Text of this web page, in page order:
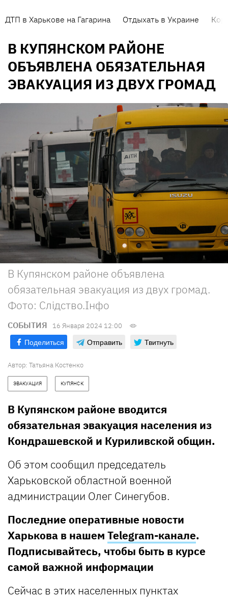
ДТП в Харькове на Гагарина Отдыхать в Украине
В КУПЯНСКОМ РАЙОНЕ
ОБЪЯВЛЕНА ОБЯЗАТЕЛЬНАЯ
ЭВАКУАЦИЯ ИЗ ДВУХ ГРОМАД
В Купянском районе объявлена
обязательная эвакуация из двух громад.
Фото: Слідство.Інфо
СОБЫТИЯ 16 Января 2024 12:00
Поделиться Отправить Твитнуть
Автор: Татьяна Костенко
ЭВАКУАЦИЯ КУПЯНСК
В Купянском районе вводится
обязательная эвакуация населения из
Кондрашевской и Куриливской общин.
Об этом сообщил председатель
Харьковской областной военной
администрации Олег Синегубов.
Последние оперативные новости
Харькова в нашем Telegram-канале.
Подписывайтесь, чтобы быть в курсе
самой важной информации
Сейчас в этих населенных пунктах